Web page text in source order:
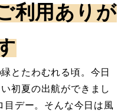
利用ありが
とたわむれる頃。今日
初夏の出航ができまし
目デー。そんな今日は風